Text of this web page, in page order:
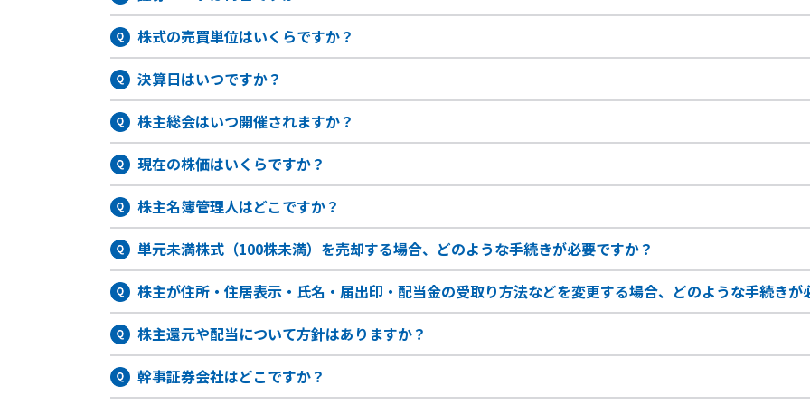
株式の売買単位はいくらですか？
決算日はいつですか？
株主総会はいつ開催されますか？
現在の株価はいくらですか？
株主名簿管理人はどこですか？
単元未満株式（100株未満）を売却する場合、どのような手続きが必要ですか？
株主が住所・住居表示・氏名・届出印・配当金の受取り方法などを変更する場合、どのような手続きが
株主還元や配当について方針はありますか？
幹事証券会社はどこですか？